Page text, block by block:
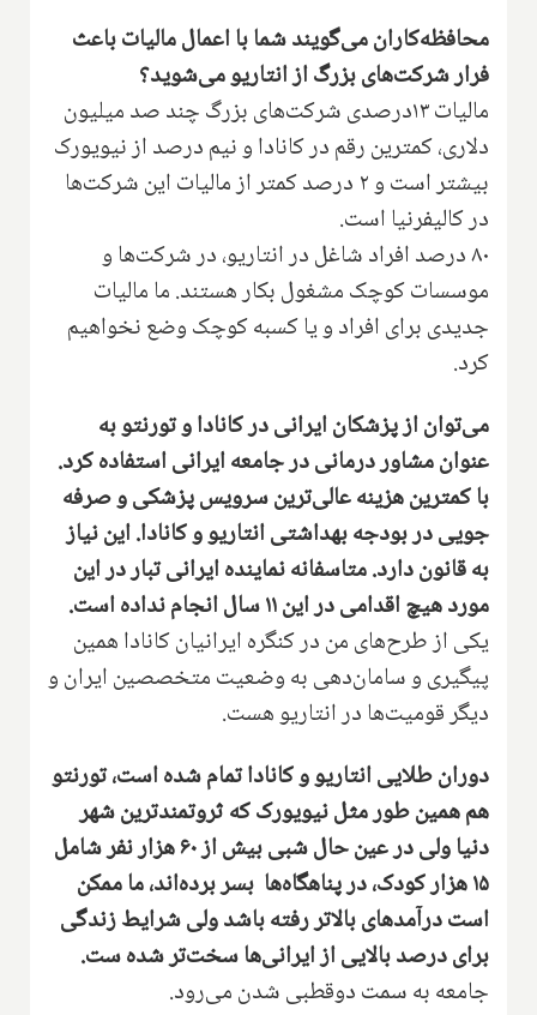
محافظه‌کاران می‌گویند شما با اعمال مالیات باعث
فرار شرکت‌های بزرگ از انتاریو می‌شوید‌؟
مالیات ۱۳درصدی شرکت‌های بزرگ چند صد میلیون
دلاری‌، کمترین رقم در کانادا و نیم درصد از نیویورک
بیشتر است و ۲ درصد کمتر از مالیات این شرکت‌ها
در کالیفرنیا است.
۸۰ درصد افراد شاغل در انتاریو‌، در شرکت‌ها و
موسسات کوچک مشغول بکار هستند‌. ما مالیات
جدیدی برای افراد و یا کسبه کوچک وضع نخواهیم
کرد‌.
می‌توان از پزشکان ایرانی در کانادا و تورنتو به
عنوان مشاور درمانی در جامعه ایرانی استفاده کرد‌.
با کمترین هزینه عالی‌ترین سرویس پزشکی و صرفه
جویی در بودجه بهداشتی انتاریو و کانادا‌. این نیاز
به قانون دارد‌. متاسفانه نماینده ایرانی تبار در این
مورد هیچ اقدامی در این ۱۱ سال انجام نداده است‌.
یکی از طرح‌های من در کنگره ایرانیان کانادا همین
پیگیری و سامان‌دهی به وضعیت متخصصین ایران و
دیگر قومیت‌ها در انتاریو هست.
دوران طلایی انتاریو و کانادا تمام شده است‌، تورنتو
هم همین طور مثل نیویورک که ثروتمند‌ترین شهر
دنیا ولی د‌ر عین حال شبی‌ بیش از ۶۰ هزار نفر شامل
۱۵ هزار کودک‌، در پناهگاه‌ها بسر برده‌اند‌، ما ممکن
است درآمدهای بالاتر رفته باشد ولی شرایط زندگی
برای درصد بالایی از ایرانی‌ها سخت‌تر شده ست.
جامعه به سمت دوقطبی شدن می‌رود.